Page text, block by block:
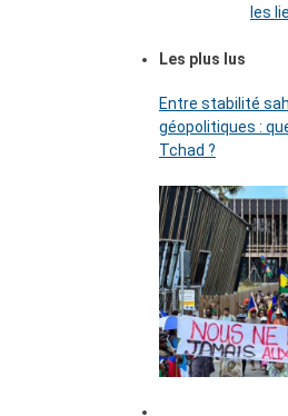
les
Les plus lus
Entre stabilité
géopolitiques :
Tchad ?